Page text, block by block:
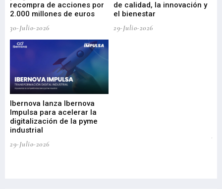
recompra de acciones por
2.000 millones de euros
30-Julio-2026
de calidad, la innovación y
el bienestar
29-Julio-2026
Ibernova lanza Ibernova
Impulsa para acelerar la
digitalización de la pyme
industrial
29-Julio-2026